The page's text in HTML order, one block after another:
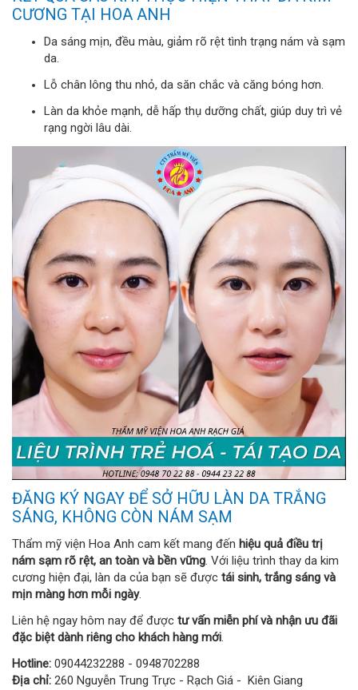
CƯƠNG TẠI HOA ANH
Da sáng mịn, đều màu, giảm rõ rệt tình trạng nám và sạm
da.
Lỗ chân lông thu nhỏ, da săn chắc và căng bóng hơn.
Làn da khỏe mạnh, dễ hấp thụ dưỡng chất, giúp duy trì vẻ
rạng ngời lâu dài.
ĐĂNG KÝ NGAY ĐỂ SỞ HỮU LÀN DA TRẮNG
SÁNG, KHÔNG CÒN NÁM SẠM
Thẩm mỹ viện Hoa Anh cam kết mang đến hiệu quả điều trị
nám sạm rõ rệt, an toàn và bền vững. Với liệu trình thay da kim
cương hiện đại, làn da của bạn sẽ được tái sinh, trắng sáng và
mịn màng hơn mỗi ngày.
Liên hệ ngay hôm nay để được tư vấn miễn phí và nhận ưu đãi
đặc biệt dành riêng cho khách hàng mới.
Hotline: 09044232288 - 0948702288
Địa chỉ: 260 Nguyễn Trung Trực - Rạch Giá - Kiên Giang